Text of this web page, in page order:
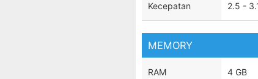
Kecepatan 2.5 -
MEMORY
RAM 4 GB